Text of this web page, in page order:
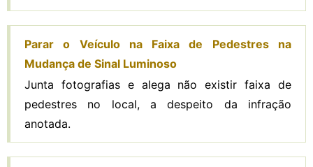
Parar o Veículo na Faixa de Pedestres na
Mudança de Sinal Luminoso
Junta fotografias e alega não existir faixa de
pedestres no local, a despeito da infração
anotada.